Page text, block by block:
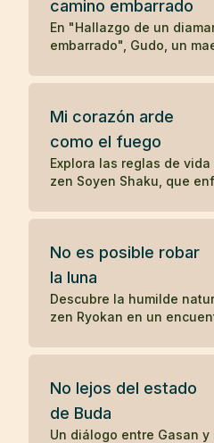
serenidad y la aceptación
Zen.
camino embarrado
En "Hallazgo de un
embarrado", Gudo, un
consecuencias de su
reflexión, el hombre
transformar su vida,
convirtiéndose en Mu-
maestro de zen,
interacción significativa
Mi corazón arde
como el fuego
Explora las reglas de
zen Soyen Shaku, que
equilibrio entre el coraje
No es posible robar
la luna
Descubre la humilde
zen Ryokan en un
apreciación de las
No lejos del estado
de Buda
Un diálogo entre Gasan